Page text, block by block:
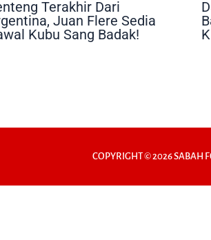
Terakhir Dari
Juan Flere Sedia
Kubu Sang Badak!
COPYRIGHT © 2026 SABAH